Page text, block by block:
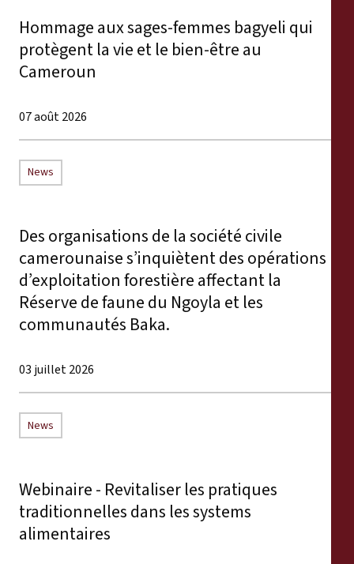
Hommage aux sages-femmes bagyeli qui
protègent la vie et le bien-être au
Cameroun
07 août 2026
News
Des organisations de la société civile
camerounaise s’inquiètent des opérations
d’exploitation forestière affectant la
Réserve de faune du Ngoyla et les
communautés Baka.
03 juillet 2026
News
Webinaire - Revitaliser les pratiques
traditionnelles dans les systems
alimentaires